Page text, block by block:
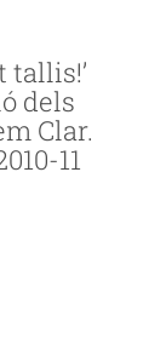
tallis!’
dels
Clar.
11